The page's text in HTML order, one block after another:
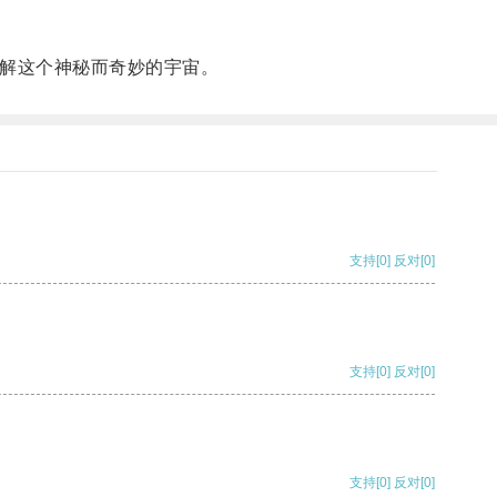
个神秘而奇妙的宇宙。
支持[0] 反对[0]
支持[0] 反对[0]
支持[0] 反对[0]